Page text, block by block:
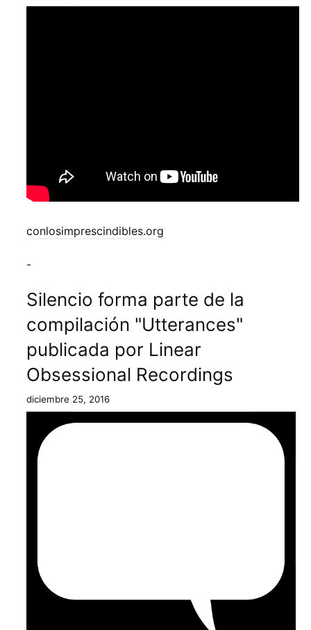
conlosimprescindibles.org
-
Silencio forma parte de la
compilación "Utterances"
publicada por Linear
Obsessional Recordings
diciembre 25, 2016